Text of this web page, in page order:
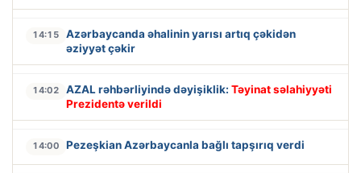
14:15
Azərbaycanda əhalinin yarısı artıq çəkidən
əziyyət çəkir
14:02 AZAL rəhbərliyində dəyişiklik: Təyinat səlahiyyəti
Prezidentə verildi
14:00 Pezeşkian Azərbaycanla bağlı tapşırıq verdi